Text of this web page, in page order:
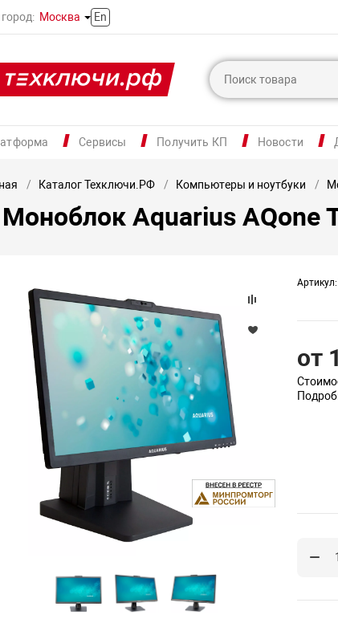
Москва En
Сервисы Получить КП Новости
и ноутбуки
для
обеспечение
оборудование
Каталог Техключи.РФ Компьютеры и ноутбуки
Моноблок Aquarius AQone
от